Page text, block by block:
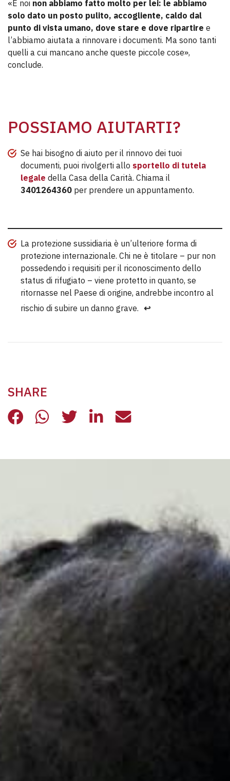
«E noi non abbiamo fatto molto per lei: le abbiamo
solo dato un posto pulito, accogliente, caldo dal
punto di vista umano, dove stare e dove ripartire e
l’abbiamo aiutata a rinnovare i documenti. Ma sono tanti
quelli a cui mancano anche queste piccole cose»,
conclude.
POSSIAMO AIUTARTI?
Se hai bisogno di aiuto per il rinnovo dei tuoi
documenti, puoi rivolgerti allo sportello di tutela
legale della Casa della Carità. Chiama il
3401264360 per prendere un appuntamento.
La protezione sussidiaria è un’ulteriore forma di
protezione internazionale. Chi ne è titolare – pur non
possedendo i requisiti per il riconoscimento dello
status di rifugiato – viene protetto in quanto, se
ritornasse nel Paese di origine, andrebbe incontro al
rischio di subire un danno grave. ↩︎
SHARE
YASSEN E YAMA DUE STORIE DI
YASSEN E YAMA DUE STORIE
YASSEN E YAMA DUE
YASSEN E YAMA DUE
YASSEN E YAMA